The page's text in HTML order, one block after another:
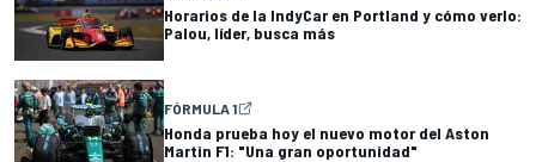
Horarios de la IndyCar en Portland y cómo verlo:
Palou, líder, busca más
FÓRMULA 1
Honda prueba hoy el nuevo motor del Aston
Martin F1: "Una gran oportunidad"